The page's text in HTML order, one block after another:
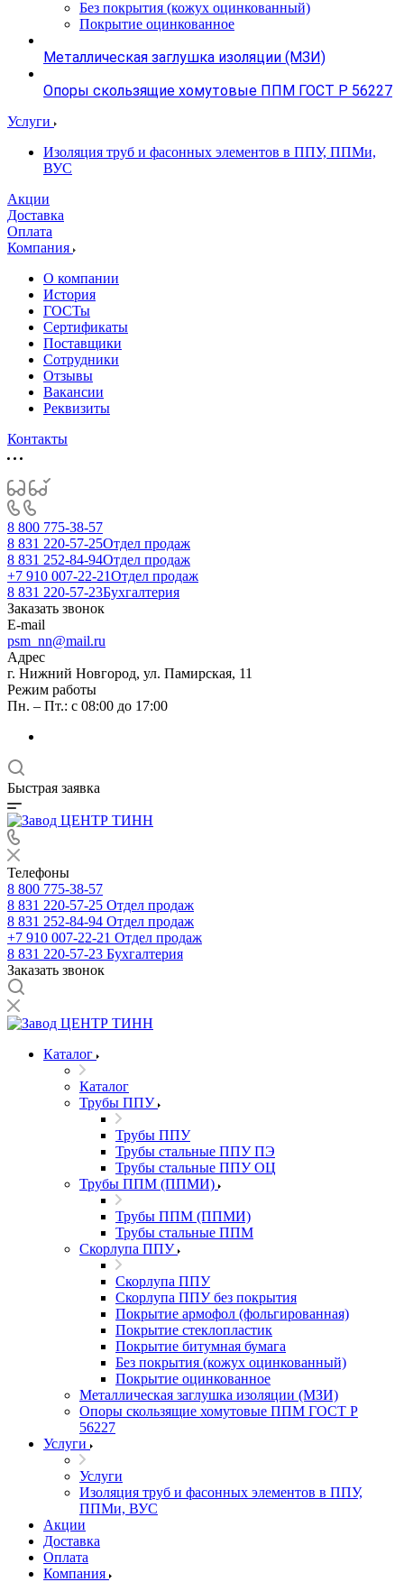
Без покрытия (кожух оцинкованный)
Покрытие оцинкованное
Металлическая заглушка изоляции (МЗИ)
Опоры скользящие хомутовые ППМ ГОСТ Р 56227
Услуги
Изоляция труб и фасонных элементов в ППУ, ППМи,
ВУС
Акции
Доставка
Оплата
Компания
О компании
История
ГОСТы
Сертификаты
Поставщики
Сотрудники
Отзывы
Вакансии
Реквизиты
Контакты
8 800 775-38-57
8 831 220-57-25Отдел продаж
8 831 252-84-94Отдел продаж
+7 910 007-22-21Отдел продаж
8 831 220-57-23Бухгалтерия
Заказать звонок
E-mail
psm_nn@mail.ru
Адрес
г. Нижний Новгород, ул. Памирская, 11
Режим работы
Пн. – Пт.: с 08:00 до 17:00
Быстрая заявка
Телефоны
8 800 775-38-57
8 831 220-57-25 Отдел продаж
8 831 252-84-94 Отдел продаж
+7 910 007-22-21 Отдел продаж
8 831 220-57-23 Бухгалтерия
Заказать звонок
Каталог
Каталог
Трубы ППУ
Трубы ППУ
Трубы стальные ППУ ПЭ
Трубы стальные ППУ ОЦ
Трубы ППМ (ППМИ)
Трубы ППМ (ППМИ)
Трубы стальные ППМ
Скорлупа ППУ
Скорлупа ППУ
Скорлупа ППУ без покрытия
Покрытие армофол (фольгированная)
Покрытие стеклопластик
Покрытие битумная бумага
Без покрытия (кожух оцинкованный)
Покрытие оцинкованное
Металлическая заглушка изоляции (МЗИ)
Опоры скользящие хомутовые ППМ ГОСТ Р
56227
Услуги
Услуги
Изоляция труб и фасонных элементов в ППУ,
ППМи, ВУС
Акции
Доставка
Оплата
Компания